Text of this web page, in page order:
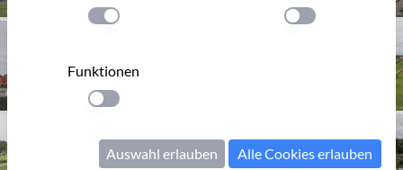
Einstellung anwenden
Einstellung
Funktionen
Einstellung anwenden
Auswahl erlauben Alle Cookies erlauben